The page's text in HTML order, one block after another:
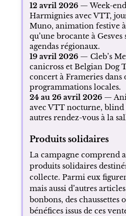
12 avril 2026— Week-
Harmignies avec VTT,
Muno, animation festive
qu’une brocante à Gesves
agendas régionaux.
19 avril 2026— Cleb’s
canicross et Belgian Dog
concert à Frameries dans
programmations locales.
24 au 26 avril 2026—
avec VTT nocturne, blind
autres rendez-vous à la
Produits solidaires
La campagne comprend
produits solidaires
collecte. Parmi eux
mais aussi d’autres
bonbons, des chaussettes
bénéfices issus de ces